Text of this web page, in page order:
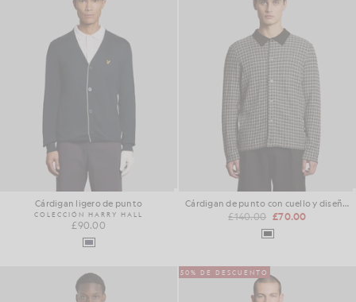
Cárdigan ligero de punto
COLECCIÓN HARRY HALL
£90.00
Cárdigan de punto con cuello y diseño de trenzado
£140.00 £70.00
50% DE DESCUENTO